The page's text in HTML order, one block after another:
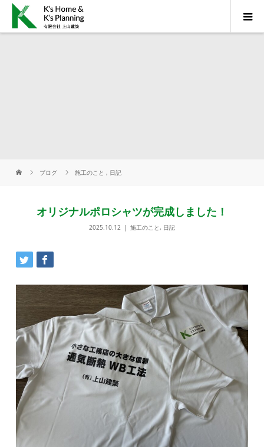
ブログ 施工のこと , 日記
オリジナルポロシャツが完成しました！
2025.10.12 施工のこと , 日記